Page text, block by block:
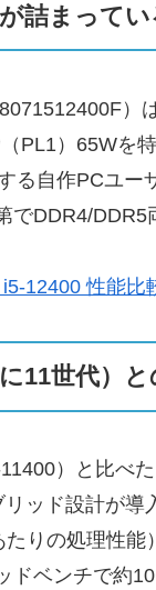
詰まって
）
PL1）65Wを
る自作PCユー
でDDR4/
12400 性能比
11世代）
）と比べ
ッド設計が
たりの処理性
ドベンチで約